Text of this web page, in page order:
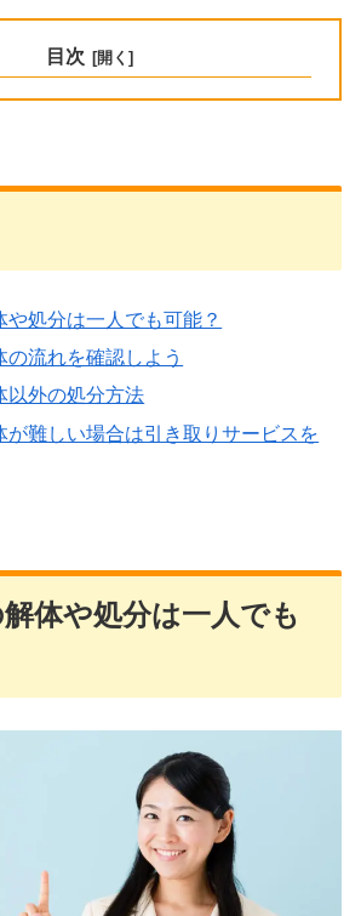
目次
や処分は一人でも可能？
の流れを確認しよう
以外の処分方法
が難しい場合は引き取りサービスを
体や処分は一人でも